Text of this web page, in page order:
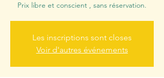
Les inscriptions sont closes
Voir d'autres événements